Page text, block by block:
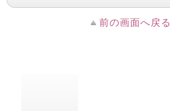
前の画面へ戻る